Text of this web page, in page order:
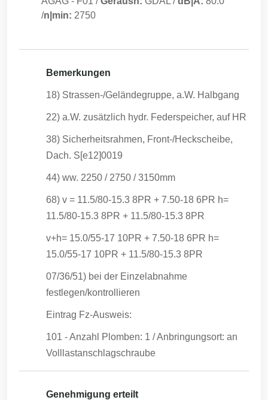
/n|min: 2750
Bemerkungen
18) Strassen-/Geländegruppe, a.W. Halbgang
22) a.W. zusätzlich hydr. Federspeicher, auf HR
38) Sicherheitsrahmen, Front-/Heckscheibe,
Dach. S[e12]0019
44) ww. 2250 / 2750 / 3150mm
68) v = 11.5/80-15.3 8PR + 7.50-18 6PR h=
11.5/80-15.3 8PR + 11.5/80-15.3 8PR
v+h= 15.0/55-17 10PR + 7.50-18 6PR h=
15.0/55-17 10PR + 11.5/80-15.3 8PR
07/36/51) bei der Einzelabnahme
festlegen/kontrollieren
Eintrag Fz-Ausweis:
101 - Anzahl Plomben: 1 / Anbringungsort: an
Volllastanschlagschraube
Genehmigung erteilt